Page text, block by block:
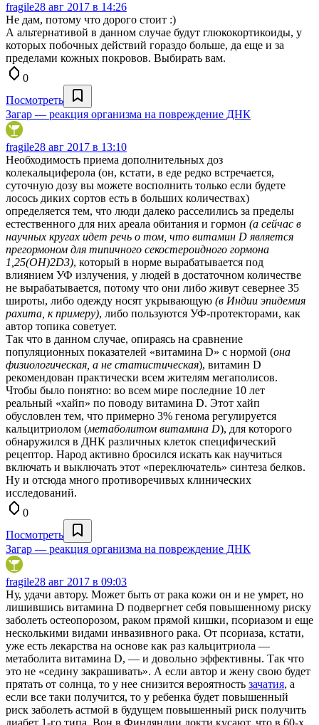
fragile28 авг 2017 в 14:26
Не дам, потому что дорого стоит :)
А альтернативой в данном случае будут глюкокортикоиды, у
которых побочных действий гораздо больше, да еще и за
пределами кожных покровов. Выбирать вам.
0
Посмотреть
Загар — реакция организма на повреждение ДНК
fragile28 авг 2017 в 13:10
Необходимость приема дополнительных доз
колекальциферола (он, кстати, в еде редко встречается,
суточную дозу вы можете восполнить только если будете
лосось диких сортов есть в больших количествах)
определяется тем, что люди далеко расселились за пределы
естественного для них ареала обитания и гормон (а сейчас в
научных кругах идет речь о том, что витамин D является
прегормоном для типичного секостероидного гормона
1,25(OH)2D3), который в норме вырабатывается под
влиянием УФ излучения, у людей в достаточном количестве
не вырабатывается, потому что они либо живут севернее 35
широты, либо одежду носят укрывающую (в Индии эпидемия
рахита, к примеру), либо пользуются УФ-протекторами, как
автор топика советует.
Так что в данном случае, опираясь на сравнение
популяционных показателей «витамина D» с нормой (она
физиологическая, а не статистическая), витамин D
рекомендован практически всем жителям мегаполисов.
Чтобы было понятно: во всем мире последние 10 лет
реальный «хайп» по поводу витамина D. Этот хайп
обусловлен тем, что примерно 3% генома регулируется
кальцитриолом (метаболитом витамина D), для которого
обнаружился в ДНК различных клеток специфический
рецептор. Народ активно бросился искать как научиться
включать и выключать этот «переключатель» синтеза белков.
Ну и отсюда много противоречивых клинических
исследований.
0
Посмотреть
Загар — реакция организма на повреждение ДНК
fragile28 авг 2017 в 09:03
Ну, удачи автору. Может быть от рака кожи он и не умрет, но
лишившись витамина D подвергнет себя повышенному риску
заболеть остеопорозом, раком прямой кишки, псориазом и еще
несколькими видами инвазивного рака. От псориаза, кстати,
уже есть лекарства на основе как раз кальцитриола —
метаболита витамина D, — и довольно эффективны. Так что
это не «седину закрашивать». А если автор и жену свою будет
прятать от солнца, то у нее снизится вероятность зачатия, а
если все таки получится, то у ребенка будет повышенный
риск заболеть астмой в будущем повышенный риск получить
диабет 1-го типа. Вон в Финляндии локти кусают, что в 60-х